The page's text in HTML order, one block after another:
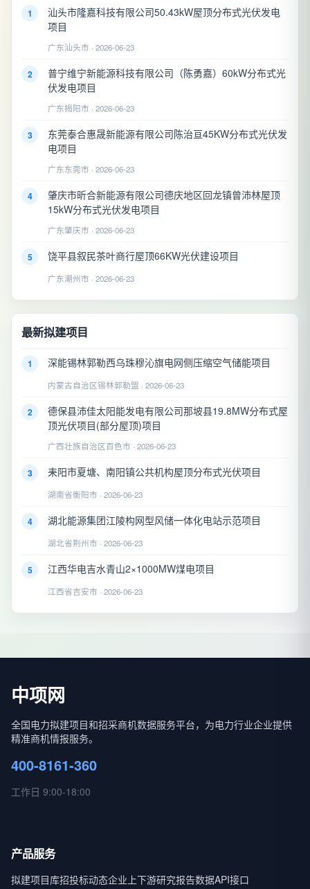
1
汕头市隆嘉科技有限公司50.43kW屋顶分布式光伏发电
项目
广东汕头市 · 2026-06-23
2
普宁维宁新能源科技有限公司（陈勇嘉）60kW分布式光
伏发电项目
广东揭阳市 · 2026-06-23
3
东莞泰合惠晟新能源有限公司陈治亘45KW分布式光伏发
电项目
广东东莞市 · 2026-06-23
4
肇庆市昕合新能源有限公司德庆地区回龙镇曾沛林屋顶
15kW分布式光伏发电项目
广东肇庆市 · 2026-06-23
5 饶平县叙民茶叶商行屋顶66KW光伏建设项目
广东潮州市 · 2026-06-23
最新拟建项目
1 深能锡林郭勒西乌珠穆沁旗电网侧压缩空气储能项目
内蒙古自治区锡林郭勒盟 · 2026-06-23
2
德保县沛佳太阳能发电有限公司那坡县19.8MW分布式屋
顶光伏项目(部分屋顶)项目
广西壮族自治区百色市 · 2026-06-23
3 耒阳市夏塘、南阳镇公共机构屋顶分布式光伏项目
湖南省衡阳市 · 2026-06-23
4 湖北能源集团江陵构网型风储一体化电站示范项目
湖北省荆州市 · 2026-06-23
5 江西华电吉水青山2×1000MW煤电项目
江西省吉安市 · 2026-06-23
中项网
全国电力拟建项目和招采商机数据服务平台，为电力行业企业提供
精准商机情报服务。
400-8161-360
工作日 9:00-18:00
产品服务
拟建项目库招投标动态企业上下游研究报告数据API接口